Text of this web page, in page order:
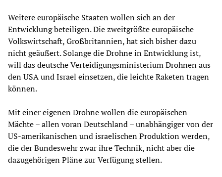
Weitere europäische Staaten wollen sich an der
Entwicklung beteiligen. Die zweitgrößte europäische
Volkswirtschaft, Großbritannien, hat sich bisher dazu
nicht geäußert. Solange die Drohne in Entwicklung ist,
will das deutsche Verteidigungsministerium Drohnen aus
den USA und Israel einsetzen, die leichte Raketen tragen
können.
Mit einer eigenen Drohne wollen die europäischen
Mächte – allen voran Deutschland – unabhängiger von der
US-amerikanischen und israelischen Produktion werden,
die der Bundeswehr zwar ihre Technik, nicht aber die
dazugehörigen Pläne zur Verfügung stellen.